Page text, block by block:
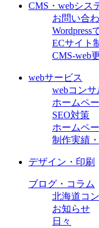
CMS・webシス
お問い合
Wordpress
ECサイト
CMS-web
webサービス
webコンサ
ホームペ
SEO対策
ホームペ
制作実績
デザイン・印刷
ブログ・コラム
北海道コ
お知らせ
日々